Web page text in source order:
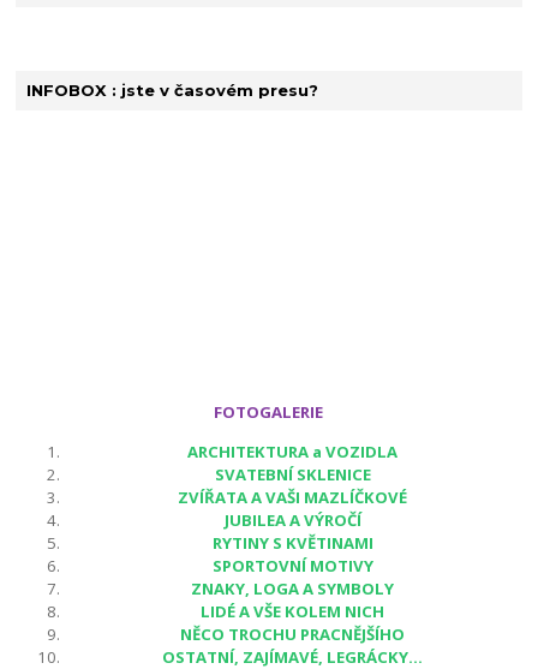
INFOBOX : jste v časovém presu?
FOTOGALERIE
ARCHITEKTURA a VOZIDLA
SVATEBNÍ SKLENICE
ZVÍŘATA A VAŠI MAZLÍČKOVÉ
JUBILEA A VÝROČÍ
RYTINY S KVĚTINAMI
SPORTOVNÍ MOTIVY
ZNAKY, LOGA A SYMBOLY
LIDÉ A VŠE KOLEM NICH
NĚCO TROCHU PRACNĚJŠÍHO
OSTATNÍ, ZAJÍMAVÉ, LEGRÁCKY...